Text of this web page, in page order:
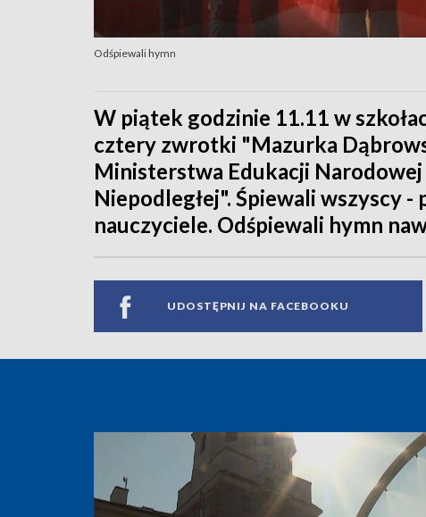
Odśpiewali hymn
W piątek godzinie 11.11 w
cztery zwrotki "Mazurka
Ministerstwa Edukacji
Niepodległej". Śpiewali wszyscy
nauczyciele. Odśpiewali hymn
UDOSTĘPNIJ NA FACEBOOKU